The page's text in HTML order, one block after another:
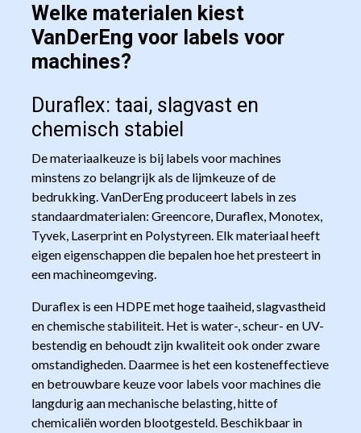
Welke materialen kiest
VanDerEng voor labels voor
machines?
Duraflex: taai, slagvast en
chemisch stabiel
De materiaalkeuze is bij labels voor machines
minstens zo belangrijk als de lijmkeuze of de
bedrukking. VanDerEng produceert labels in zes
standaardmaterialen: Greencore, Duraflex, Monotex,
Tyvek, Laserprint en Polystyreen. Elk materiaal heeft
eigen eigenschappen die bepalen hoe het presteert in
een machineomgeving.
Duraflex is een HDPE met hoge taaiheid, slagvastheid
en chemische stabiliteit. Het is water-, scheur- en UV-
bestendig en behoudt zijn kwaliteit ook onder zware
omstandigheden. Daarmee is het een kosteneffectieve
en betrouwbare keuze voor labels voor machines die
langdurig aan mechanische belasting, hitte of
chemicaliën worden blootgesteld. Beschikbaar in